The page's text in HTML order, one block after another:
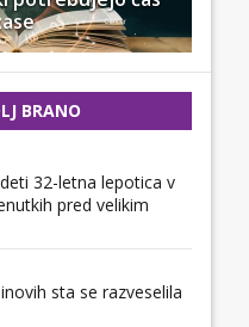
BRANO
32-letna lepotica v
pred velikim
sta se razveselila